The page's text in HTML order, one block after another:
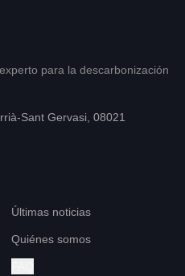
para la descarbonización
Sant Gervasi, 08021
Últimas noticias
Quiénes somos